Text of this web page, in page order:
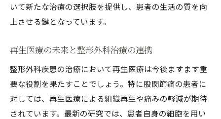
いて新たな治療の選択肢を提供し、患者の生活の質を向
上させる鍵となっています。
再生医療の未来と整形外科治療の連携
整形外科疾患の治療において再生医療は今後ますます重
要な役割を果たすことでしょう。特に股関節痛の患者に
対しては、再生医療による組織再生や痛みの軽減が期待
されています。最新の研究では、患者自身の細胞を用い